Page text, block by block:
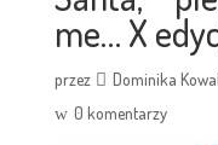
me… X
przez Dominika
0 komentarzy